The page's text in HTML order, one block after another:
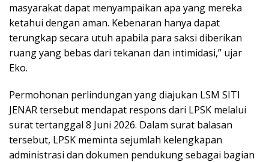
masyarakat dapat menyampaikan apa yang mereka
ketahui dengan aman. Kebenaran hanya dapat
terungkap secara utuh apabila para saksi diberikan
ruang yang bebas dari tekanan dan intimidasi,” ujar
Eko.
Permohonan perlindungan yang diajukan LSM SITI
JENAR tersebut mendapat respons dari LPSK melalui
surat tertanggal 8 Juni 2026. Dalam surat balasan
tersebut, LPSK meminta sejumlah kelengkapan
administrasi dan dokumen pendukung sebagai bagian